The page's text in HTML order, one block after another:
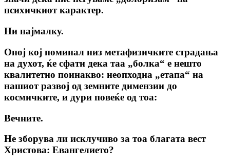
психичкиот карактер.
Ни најмалку.
Оној кој поминал низ метафизичките страдања
на духот, ќе сфати дека таа „болка“ е нешто
квалитетно поинакво: неопходна „етапа“ на
нашиот развој од земните димензии до
космичките, и дури повеќе од тоа:
Вечните.
Не зборува ли исклучиво за тоа благата вест
Христова: Евангелието?